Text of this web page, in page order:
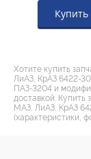
Купить
Хотите купить
ЛиАЗ, КрАЗ 6422-
ПАЗ-3204 и
доставкой. Купить
МАЗ, ЛиАЗ, КрАЗ
(характеристики,